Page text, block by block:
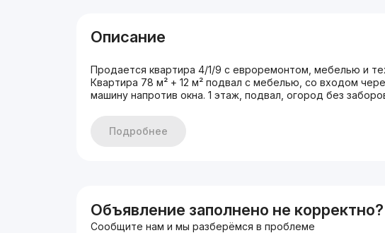
Описание
Продается квартира 4/1/9 с евроремонтом, мебелью и
Квартира 78 м² + 12 м² подвал с мебелью, со входом
машину напротив окна. 1 этаж, подвал, огород без
Подробнее
Объявление заполнено не корректно?
Сообщите нам и мы разберёмся в проблеме